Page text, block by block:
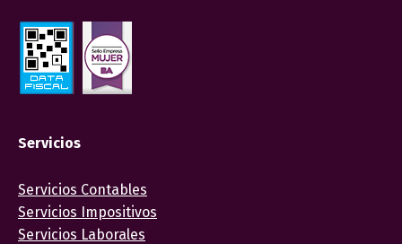
Servicios
Servicios Contables
Servicios Impositivos
Servicios Laborales